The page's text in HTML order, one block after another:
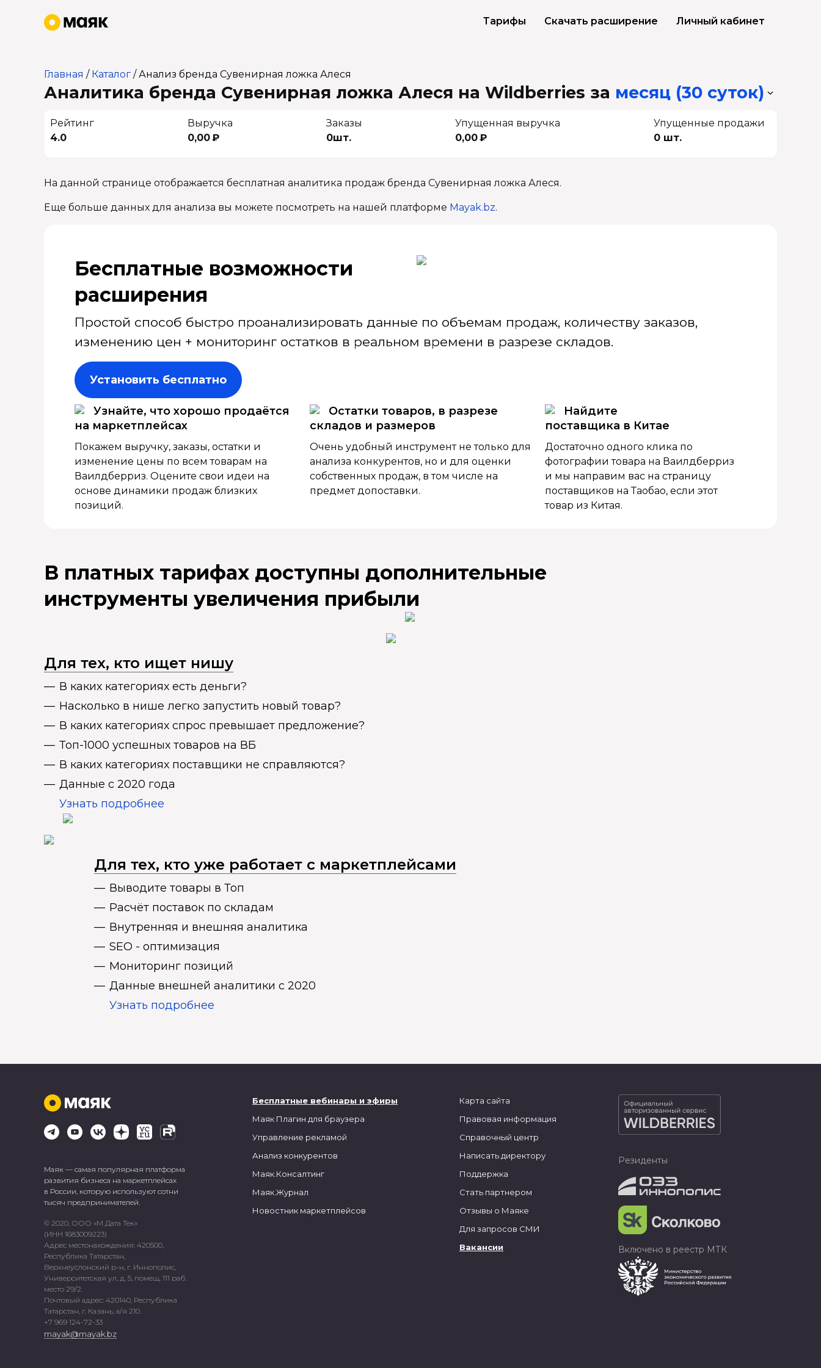
Тарифы Скачать расширение Личный кабинет
Главная / Каталог /Анализ бренда Сувенирная ложка Алеся
Аналитика бренда Сувенирная ложка Алеся на Wildberries за месяц (30 суток)
Рейтинг
4.0
Выручка
0,00 ₽
Заказы
0шт.
Упущенная выручка
0,00 ₽
Упущенные продажи
0 шт.
На данной странице отображается бесплатная аналитика продаж бренда Сувенирная ложка Алеся.
Еще больше данных для анализа вы можете посмотреть на нашей платформе Mayak.bz.
Бесплатные возмож­ности
расширения
Простой способ быстро проанализировать данные по объемам продаж, количеству заказов,
изменению цен + мониторинг остатков в реальном времени в разрезе складов.
Установить бесплатно
Узнайте, что хорошо продаётся
на маркетплейсах
Покажем выручку, заказы, остатки и
изменение цены по всем товарам на
Ваилдберриз. Оцените свои идеи на
основе динамики продаж близких
позиций.
Остатки товаров, в разрезе
складов и размеров
Очень удобный инструмент не только для
анализа конкурентов, но и для оценки
собственных продаж, в том числе на
предмет допоставки.
Найдите
поставщика в Китае
Достаточно одного клика по
фотографии товара на Ваилдберриз
и мы направим вас на страницу
поставщиков на Таобао, если этот
товар из Китая.
В платных тарифах доступны дополнительные
инструменты увеличения прибыли
Для тех, кто ищет нишу
В каких категориях есть деньги?
Насколько в нише легко запустить новый товар?
В каких категориях спрос превышает предложение?
Топ-1000 успешных товаров на ВБ
В каких категориях поставщики не справляются?
Данные с 2020 года
Узнать подробнее
Для тех, кто уже работает с маркетплейсами
Выводите товары в Топ
Расчёт поставок по складам
Внутренняя и внешняя аналитика
SEO - оптимизация
Мониторинг позиций
Данные внешней аналитики с 2020
Узнать подробнее
Маяк — самая популярная платформа
развития бизнеса на маркетплейсах
в России, которую используют сотни
тысяч предпринимателей.
© 2020, ООО «М Дата Тек»
(ИНН 1683009223)
Адрес местонахождения: 420500,
Республика Татарстан,
Верхнеуслонский р-н, г. Иннополис,
Университетская ул, д. 5, помещ. 111 раб.
место 29/2.
Почтовый адрес: 420140, Республика
Татарстан, г. Казань, а/я 210.
+7 969 124-72-33
mayak@mayak.bz
Бесплатные вебинары и эфиры
Маяк Плагин для браузера
Управление рекламой
Анализ конкурентов
Маяк.Консалтинг
Маяк.Журнал
Новостник маркетплейсов
Карта сайта
Правовая информация
Справочный центр
Написать директору
Поддержка
Стать партнером
Отзывы о Маяке
Для запросов СМИ
Вакансии
Резиденты
Включено в реестр МТК